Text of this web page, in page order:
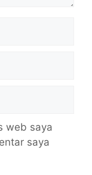
web saya
saya